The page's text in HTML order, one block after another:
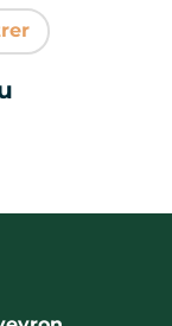
(nouvelle
Twitter (nouvelle
WhatsApp
par mail